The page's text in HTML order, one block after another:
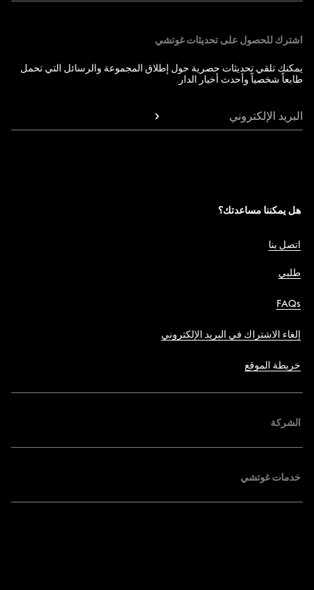
اشترك للحصول على تحديثات غوتشي
يمكنك تلقي تحديثات حصرية حول إطلاق المجموعة والرسائل التي تحمل
طابعاً شخصياً وأحدث أخبار الدار.
البريد الإلكتروني
هل يمكننا مساعدتك؟
اتصل بنا
طلبي
FAQs
إلغاء الاشتراك في البريد الإلكتروني
خريطة الموقع
الشركة
خدمات غوتشي